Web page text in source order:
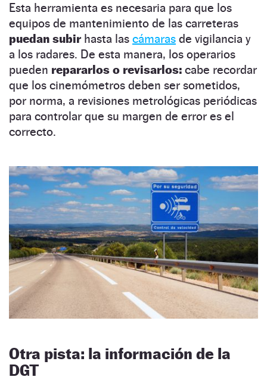
Esta herramienta es necesaria para que los
equipos de mantenimiento de las carreteras
puedan subir hasta las cámaras de vigilancia y
a los radares. De esta manera, los operarios
pueden repararlos o revisarlos: cabe recordar
que los cinemómetros deben ser sometidos,
por norma, a revisiones metrológicas periódicas
para controlar que su margen de error es el
correcto.
Otra pista: la información de la
DGT